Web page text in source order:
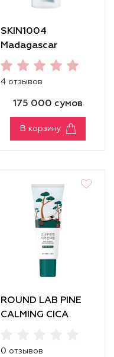
SKIN1004
Madagascar
Centella Hyalu-Cica
Water-Fit Sun
PA++++
4 отзывов
175 000 сумов
В корзину
ROUND LAB PINE
CALMING CICA
0 отзывов